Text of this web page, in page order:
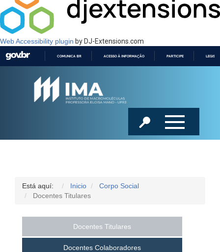
Web Accessibility plugin by DJ-Extensions.com
COMUNICA BR ACESSO À INFORMAÇÃO PARTICIPE
Está aquí: Inicio
Corpo Social
Docentes Titulares
Docentes Titulares
Docentes Colaboradores